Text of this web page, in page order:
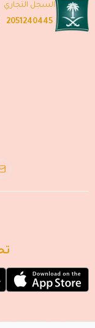
السجل التجاري
2051240445